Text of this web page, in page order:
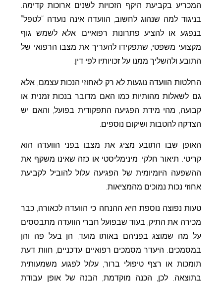
המכריע בקביעת היקף הזכויות לשנים ארוכות קדימה.
בניגוד למה שנהוג לחשוב, הוועדה אינה נועדה “לטפל”
בנפגע או להציע פתרונות רפואיים, אלא לשמש גוף
מקצועי משפטי, שתפקידו להעריך את מצבו הרפואי של
התובע ולהשליך ממנו על זכויותיו לפי דין.
החלטות הוועדה נוגעות לא רק לאחוזי הנכות עצמם, אלא
גם לשאלות מהותיות כמו האם מדובר בנכות זמנית או
קבועה, מהי מידת הפגיעה התפקודית בפועל, והאם יש
הצדקה להטבות ושיקום נוספים.
האופן שבו התובע מציג את מצבו בפני הוועדה הוא
קריטי. תיאור חלקי, מינימליסטי או כזה שאינו משקף את
ההשפעה היומיומית של הפגיעה עלול להוביל לקביעת
אחוזי נכות נמוכים מהמציאות.
טעות נפוצה נוספת היא ההנחה כי הוועדה לכאורה, כבר
מכירה את התיק, בעוד שבפועל חברי הוועדה מתבססים
על מה שמוצג בפניהם באותו מועד, הן בעל פה והן
במסמכים. היעדר מסמכים רפואיים עדכניים, חוות דעת
תומכות או רצף טיפולי ברור, עלול לפגוע משמעותית
בתוצאה. לכן, הכנה מוקדמת, הבנה של אופן עבודת